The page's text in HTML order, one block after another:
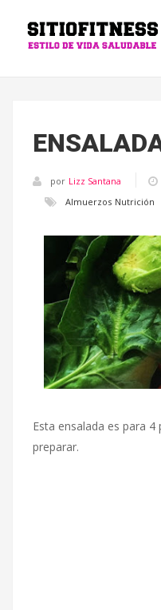
por Lizz Santana
Almuerzos Nutrición
Esta ensalada es para
preparar.